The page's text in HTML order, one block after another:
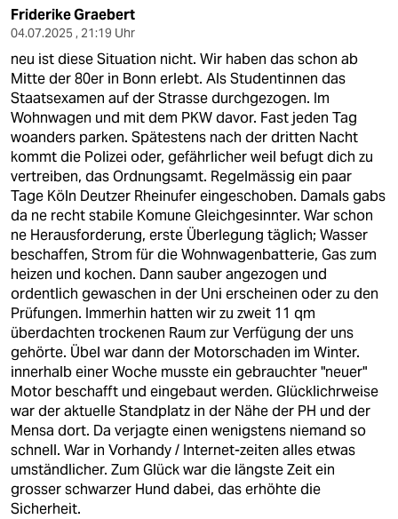
Friderike Graebert
04.07.2025 , 21:19 Uhr
neu ist diese Situation nicht. Wir haben das schon ab
Mitte der 80er in Bonn erlebt. Als Studentinnen das
Staatsexamen auf der Strasse durchgezogen. Im
Wohnwagen und mit dem PKW davor. Fast jeden Tag
woanders parken. Spätestens nach der dritten Nacht
kommt die Polizei oder, gefährlicher weil befugt dich zu
vertreiben, das Ordnungsamt. Regelmässig ein paar
Tage Köln Deutzer Rheinufer eingeschoben. Damals gabs
da ne recht stabile Komune Gleichgesinnter. War schon
ne Herausforderung, erste Überlegung täglich; Wasser
beschaffen, Strom für die Wohnwagenbatterie, Gas zum
heizen und kochen. Dann sauber angezogen und
ordentlich gewaschen in der Uni erscheinen oder zu den
Prüfungen. Immerhin hatten wir zu zweit 11 qm
überdachten trockenen Raum zur Verfügung der uns
gehörte. Übel war dann der Motorschaden im Winter.
innerhalb einer Woche musste ein gebrauchter "neuer"
Motor beschafft und eingebaut werden. Glücklichrweise
war der aktuelle Standplatz in der Nähe der PH und der
Mensa dort. Da verjagte einen wenigstens niemand so
schnell. War in Vorhandy / Internet-zeiten alles etwas
umständlicher. Zum Glück war die längste Zeit ein
grosser schwarzer Hund dabei, das erhöhte die
Sicherheit.